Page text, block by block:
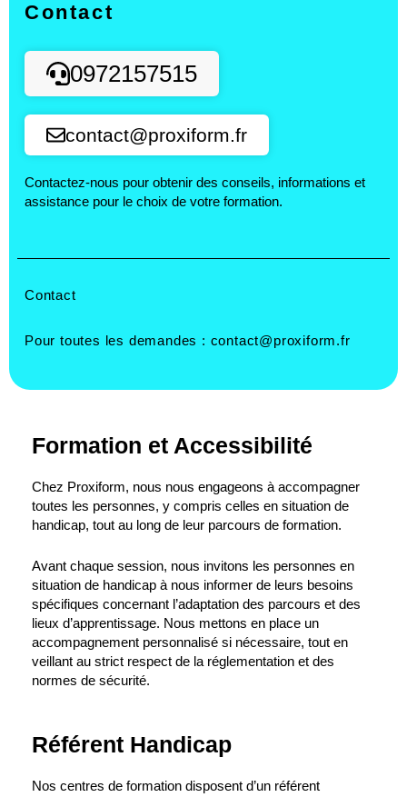
Contact
0972157515
contact@proxiform.fr
Contactez-nous pour obtenir des conseils, informations et
assistance pour le choix de votre formation.
Contact
Pour toutes les demandes : contact@proxiform.fr
Formation et Accessibilité
Chez Proxiform, nous nous engageons à accompagner
toutes les personnes, y compris celles en situation de
handicap, tout au long de leur parcours de formation.
Avant chaque session, nous invitons les personnes en
situation de handicap à nous informer de leurs besoins
spécifiques concernant l’adaptation des parcours et des
lieux d’apprentissage. Nous mettons en place un
accompagnement personnalisé si nécessaire, tout en
veillant au strict respect de la réglementation et des
normes de sécurité.
Référent Handicap
Nos centres de formation disposent d’un référent